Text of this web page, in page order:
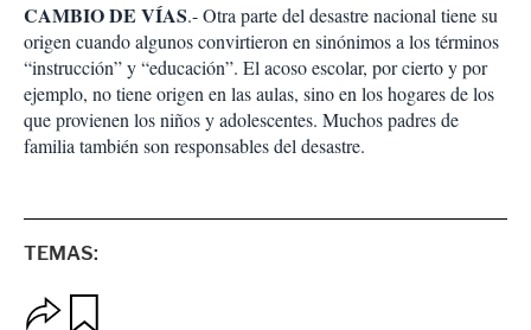
CAMBIO DE VÍAS.- Otra parte del desastre nacional tiene su
origen cuando algunos convirtieron en sinónimos a los términos
“instrucción” y “educación”. El acoso escolar, por cierto y por
ejemplo, no tiene origen en las aulas, sino en los hogares de los
que provienen los niños y adolescentes. Muchos padres de
familia también son responsables del desastre.
TEMAS: